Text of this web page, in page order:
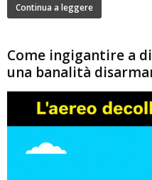
Continua a leggere
Come ingigantire a
una banalità